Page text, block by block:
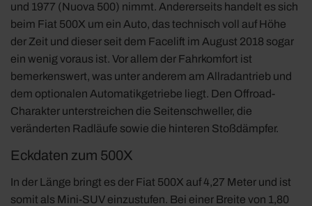
und 1977 (Nuova 500) nimmt. Andererseits handelt es sich
beim Fiat 500X um ein Auto, das technisch voll auf Höhe
der Zeit und dieser seit dem Facelift im August 2018 sogar
ein wenig voraus ist. Vor allem der Fahrkomfort ist
bemerkenswert, was unter anderem am Allradantrieb und
dem optionalen Automatikgetriebe liegt. Den Offroad-
Charakter unterstreichen die Seitenschweller, die
veränderten Radläufe sowie die hinteren Stoßdämpfer.
Eckdaten zum 500X
In der Länge bringt es der Fiat 500X auf 4,27 Meter und ist
somit als Mini-SUV einzustufen. Bei einer Breite von 1,80